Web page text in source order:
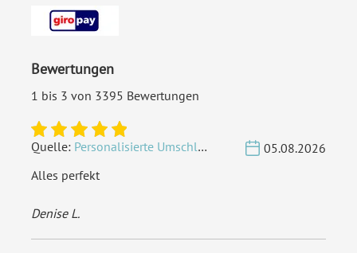
Porto pro Stück:
versenden
EAN:
Bewertungen
1 bis 3 von 3395 Bewertungen
Quelle: Personalisierte Umschläge - Vintage - Quadrat 155 x 155 mm
05.08.2026
Alles perfekt
Denise L.